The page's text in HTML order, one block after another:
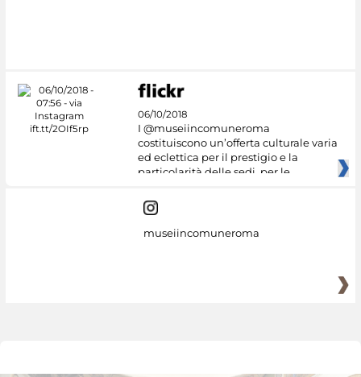
06/10/2018
I @museiincomuneroma
costituiscono un’offerta culturale varia
ed eclettica per il prestigio e la
particolarità delle sedi, per le
museiincomuneroma